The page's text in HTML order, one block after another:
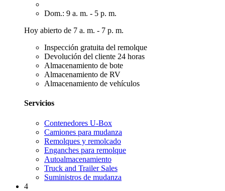
Dom.: 9 a. m. - 5 p. m.
Hoy abierto de 7 a. m. - 7 p. m.
Inspección gratuita del remolque
Devolución del cliente 24 horas
Almacenamiento de bote
Almacenamiento de RV
Almacenamiento de vehículos
Servicios
Contenedores U-Box
Camiones para mudanza
Remolques y remolcado
Enganches para remolque
Autoalmacenamiento
Truck and Trailer Sales
Suministros de mudanza
4